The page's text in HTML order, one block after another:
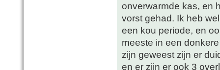
onverwarmde kas, en
vorst gehad. Ik heb
een kou periode, en
meeste in een
zijn geweest zijn er
en er zijn er ook 3